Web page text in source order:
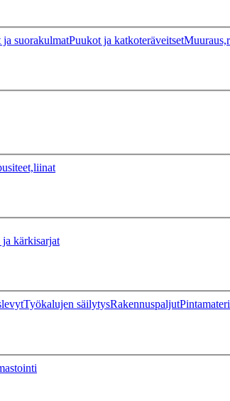
suorakulmatPuukot ja katkoteräveitset
kärkisarjat
Työkalujen säilytysRakennuspaljut